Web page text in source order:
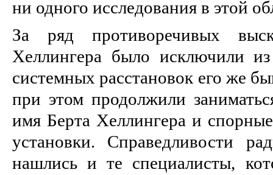
ни одного исследования в этой
За ряд противоречивых
Хеллингера было исключили
системных расстановок его же
при этом продолжили
имя Берта Хеллингера и
установки. Справедливости
нашлись и те специалисты,